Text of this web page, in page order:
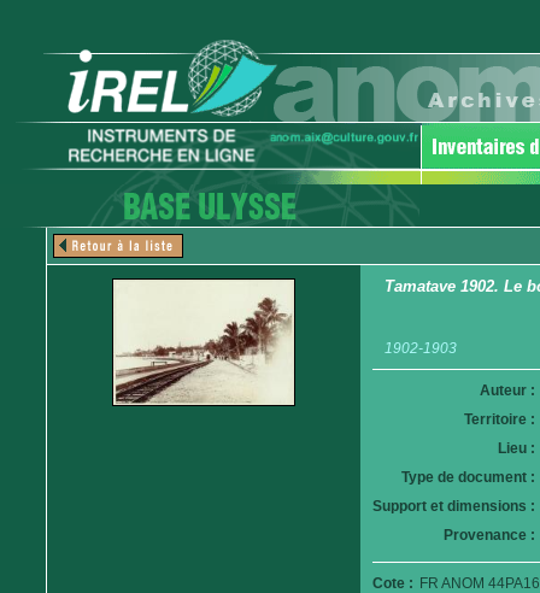
Tamatave 1902. Le
1902-1903
Auteur :
Territoire :
Lieu :
Type de document :
Support et dimensions :
Provenance :
Cote : FR ANOM